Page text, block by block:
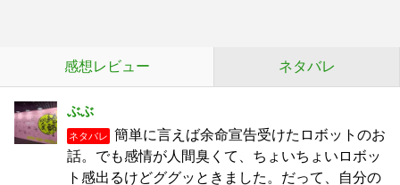
感想レビュー ネタバレ
ぶぶ
ネタバレ
簡単に言えば余命宣告受けたロボットのお
話。でも感情が人間臭くて、ちょいちょいロボッ
ト感出るけどググッときました。だって、自分の